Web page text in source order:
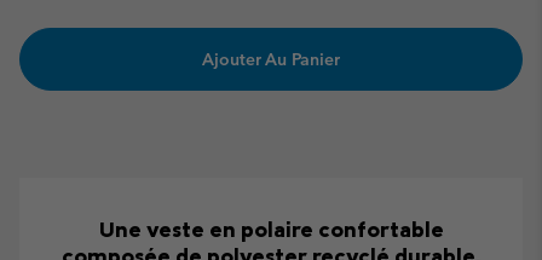
Ajouter Au Panier
Une veste en polaire confortable